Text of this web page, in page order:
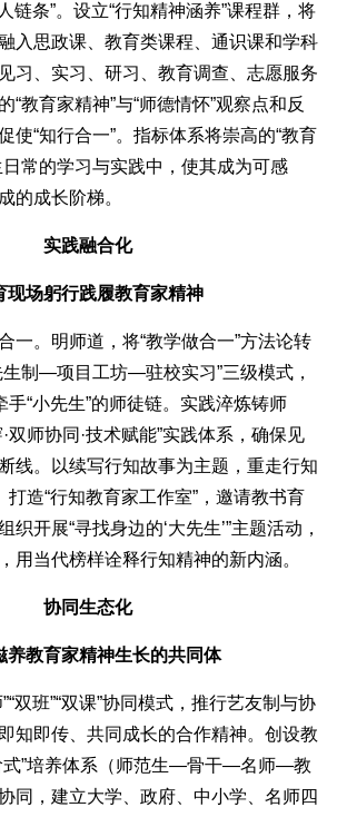
链条”。设立“行知精神涵养”课程群，将
入思政课、教育类课程、通识课和学科
习、实习、研习、教育调查、志愿服务
“教育家精神”与“师德情怀”观察点和反
使“知行合一”。指标体系将崇高的“教育
常的学习与实践中，使其成为可感
的成长阶梯。
实践融合化
现场躬行践履教育家精神
一。明师道，将“教学做合一”方法论转
生制—项目工坊—驻校实习”三级模式，
手“小先生”的师徒链。实践淬炼铸师
双师协同·技术赋能”实践体系，确保见
线。以续写行知故事为主题，重走行知
打造“行知教育家工作室”，邀请教书育
织开展“寻找身边的‘大先生’”主题活动，
用当代榜样诠释行知精神的新内涵。
协同生态化
养教育家精神生长的共同体
双班”“双课”协同模式，推行艺友制与协
知即传、共同成长的合作精神。创设教
式”培养体系（师范生—骨干—名师—教
同，建立大学、政府、中小学、名师四